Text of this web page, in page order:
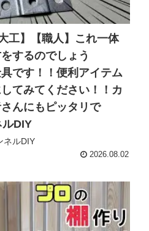
工】【職人】これ一体
するのでしょう
です！！便利アイテム
てみてください！！カ
んにもピッタリで
DIY
ネルDIY
2026.08.02